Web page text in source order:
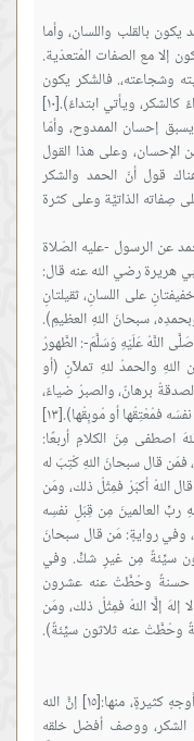
بالقلب واللسان، وأما
إلا مع الصفات المُتعدّية.
وشجاعته،. فالشّكر يكون
جزاءً على نعمة انتفع بها، بينما يأتي الحمد جزاءً كالشكر، ويأتي ابتداءً).[١٠]
إحسان الممدوح، وأمّا
الإحسان، وعلى هذا القول
قول أنّ الحمد والشكر
صِفاته الذاتيَّة وعلى كثرة
عن الرسول -عليه الصّلاة
هريرة رضي الله عنه قال:
على اللسانِ، ثقيلتانِ
سبحانَ اللهِ العظيمِ).
اللَّهُ عَلَيْهِ وَسَلَّمَ-: الطَّهورُ
اللهِ والحمدُ للهِ تملآنِ (أو
برهانٌ، والصبرُ ضياءٌ،
والقرآنُ حُجَّةٌ لكَ أو عليكَ، كل الناسِ يغدُو فبايِعٌ نفسَه فمُعْتِقُها أو مُوبِقُها).[١٣]
اصطفى مِنَ الكلامِ أربعًا:
فمَن قال سبحانَ اللهِ كُتِبَ له
أكبَرُ فمِثْلُ ذلك، ومَن
ربِّ العالمينَ مِن قِبَلِ نفسِه
وفي روايةٍ: مَن قال سبحانَ
سيِّئةً مِن غيرِ شكٍّ. وفي
حسنةً وحُطَّتْ عنه عشرون
إلَّا اللهُ فمِثْلُ ذلك، ومَن
وحُطَّتْ عنه ثلاثون سيِّئةً).
فضل الشكر ثبت فضل الشكر في الشريعة من أوجهٍ كثيرةٍ، منها:[١٥] إنَّ الله
الشكر، ووصف أفضل خلقه